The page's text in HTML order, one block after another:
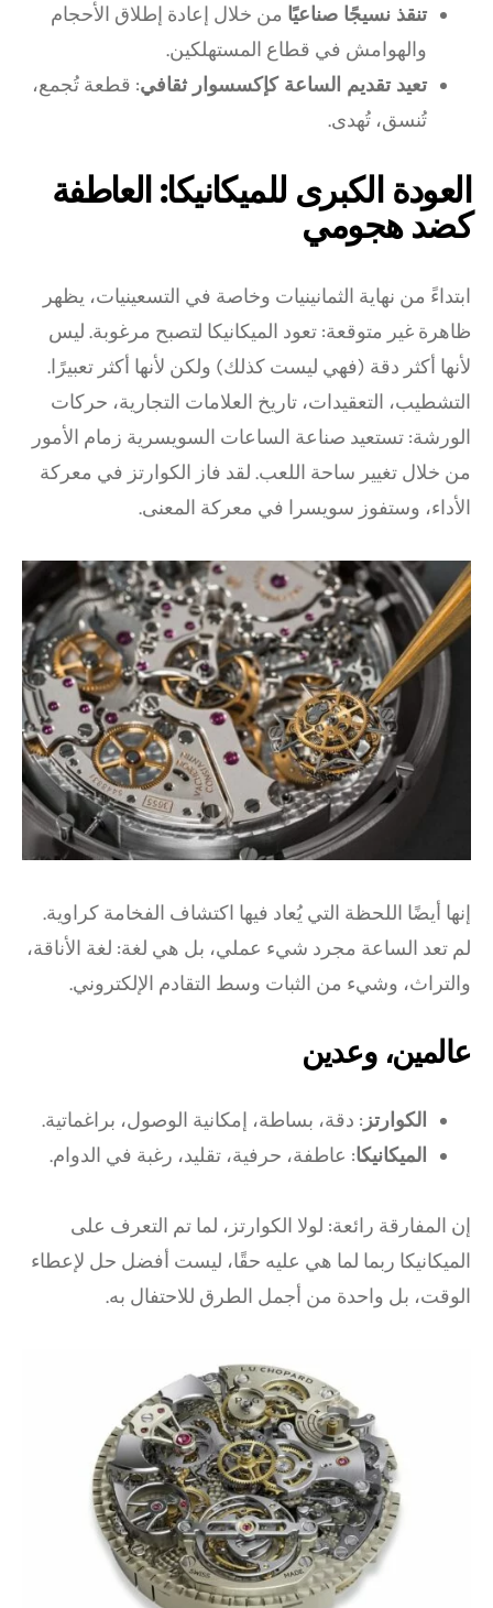
تنقذ نسيجًا صناعيًا من خلال إعادة إطلاق الأحجام
والهوامش في قطاع المستهلكين.
تعيد تقديم الساعة كإكسسوار ثقافي: قطعة تُجمع،
تُنسق، تُهدى.
العودة الكبرى للميكانيكا: العاطفة
كضد هجومي
ابتداءً من نهاية الثمانينيات وخاصة في التسعينيات، يظهر
ظاهرة غير متوقعة: تعود الميكانيكا لتصبح مرغوبة. ليس
لأنها أكثر دقة (فهي ليست كذلك) ولكن لأنها أكثر تعبيرًا.
التشطيب، التعقيدات، تاريخ العلامات التجارية، حركات
الورشة: تستعيد صناعة الساعات السويسرية زمام الأمور
من خلال تغيير ساحة اللعب. لقد فاز الكوارتز في معركة
الأداء، وستفوز سويسرا في معركة المعنى.
إنها أيضًا اللحظة التي يُعاد فيها اكتشاف الفخامة كراوية.
لم تعد الساعة مجرد شيء عملي، بل هي لغة: لغة الأناقة،
والتراث، وشيء من الثبات وسط التقادم الإلكتروني.
عالمين، وعدين
الكوارتز : دقة، بساطة، إمكانية الوصول، براغماتية.
الميكانيكا: عاطفة، حرفية، تقليد، رغبة في الدوام.
إن المفارقة رائعة: لولا الكوارتز، لما تم التعرف على
الميكانيكا ربما لما هي عليه حقًا، ليست أفضل حل لإعطاء
الوقت، بل واحدة من أجمل الطرق للاحتفال به.